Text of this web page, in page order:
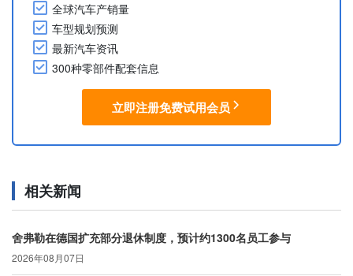
全球汽车产销量
车型规划预测
最新汽车资讯
300种零部件配套信息
立即注册免费试用会员
相关新闻
舍弗勒在德国扩充部分退休制度，预计约1300名员工参与
2026年08月07日